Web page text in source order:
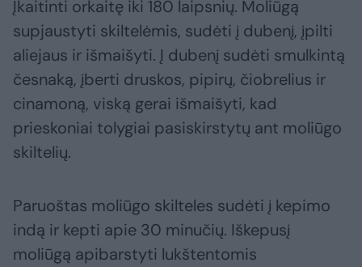
Įkaitinti orkaitę iki 180 laipsnių. Moliūgą
supjaustyti skiltelėmis, sudėti į dubenį, įpilti
aliejaus ir išmaišyti. Į dubenį sudėti smulkintą
česnaką, įberti druskos, pipirų, čiobrelius ir
cinamoną, viską gerai išmaišyti, kad
prieskoniai tolygiai pasiskirstytų ant moliūgo
skiltelių.
Paruoštas moliūgo skilteles sudėti į kepimo
indą ir kepti apie 30 minučių. Iškepusį
moliūgą apibarstyti lukštentomis